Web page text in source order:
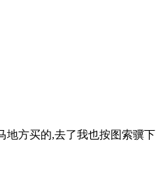
地方买的,去了我也按图索骥下